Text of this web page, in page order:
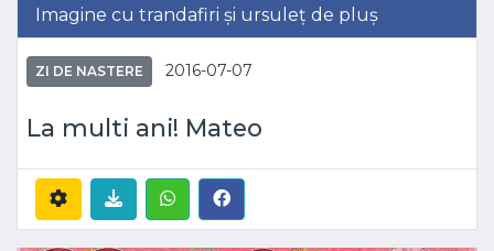
Imagine cu trandafiri și ursuleț de pluș
ZI DE NASTERE 2016-07-07
La multi ani! Mateo